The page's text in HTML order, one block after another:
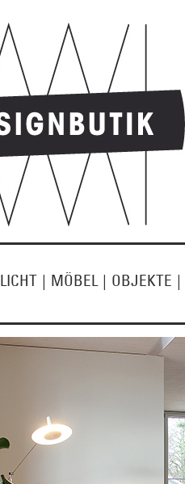
LICHT | MÖBEL | OBJEKTE |